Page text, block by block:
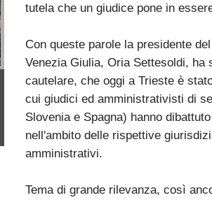
tutela che un giudice pone in
Con queste parole la presidente
Venezia Giulia, Oria Settesoldi,
cautelare, che oggi a Trieste è
cui giudici ed amministrativisti di
Slovenia e Spagna) hanno
nell'ambito delle rispettive
amministrativi.
Tema di grande rilevanza, così